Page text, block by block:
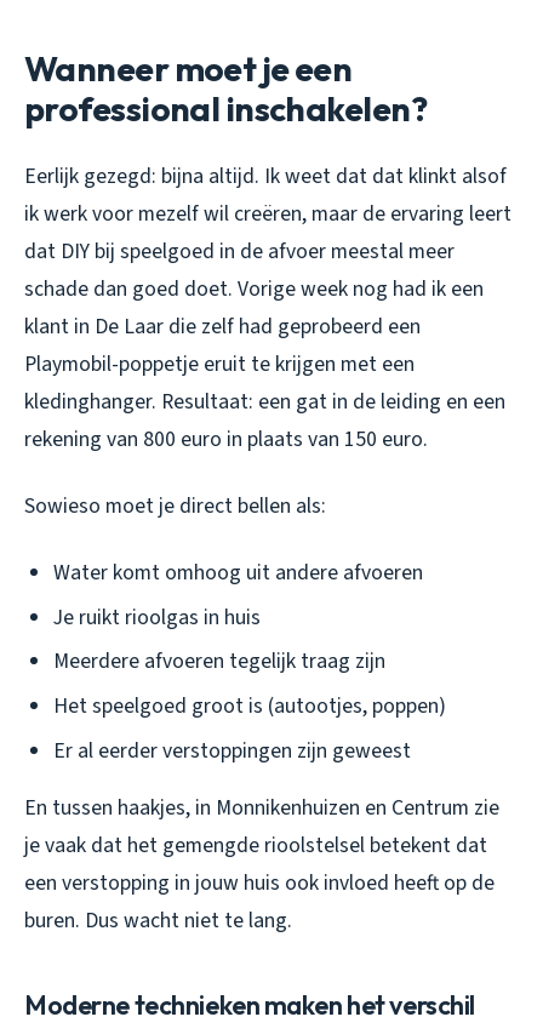
Wanneer moet je een
professional inschakelen?
Eerlijk gezegd: bijna altijd. Ik weet dat dat klinkt alsof
ik werk voor mezelf wil creëren, maar de ervaring leert
dat DIY bij speelgoed in de afvoer meestal meer
schade dan goed doet. Vorige week nog had ik een
klant in De Laar die zelf had geprobeerd een
Playmobil-poppetje eruit te krijgen met een
kledinghanger. Resultaat: een gat in de leiding en een
rekening van 800 euro in plaats van 150 euro.
Sowieso moet je direct bellen als:
Water komt omhoog uit andere afvoeren
Je ruikt rioolgas in huis
Meerdere afvoeren tegelijk traag zijn
Het speelgoed groot is (autootjes, poppen)
Er al eerder verstoppingen zijn geweest
En tussen haakjes, in Monnikenhuizen en Centrum zie
je vaak dat het gemengde rioolstelsel betekent dat
een verstopping in jouw huis ook invloed heeft op de
buren. Dus wacht niet te lang.
Moderne technieken maken het verschil